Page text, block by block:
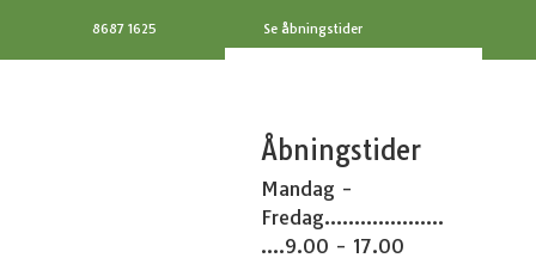
8687 1625 Se åbningstider
Åbningstider
Mandag -
Fredag....................
....9.00 - 17.00